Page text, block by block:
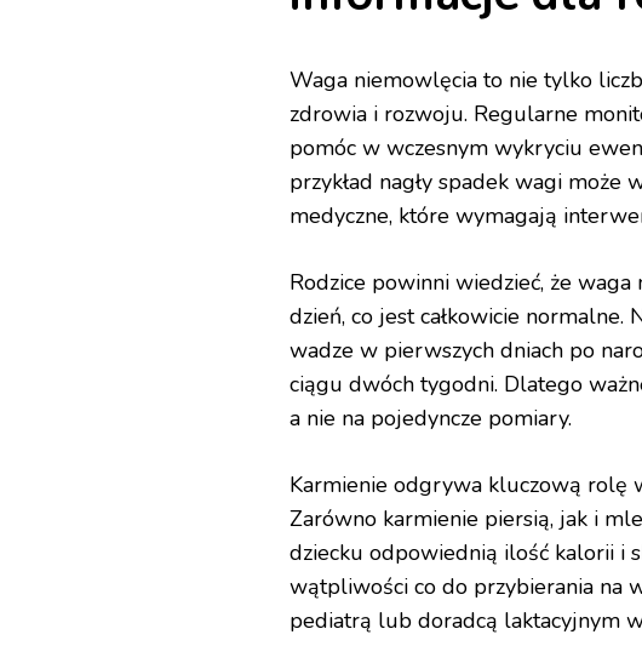
Waga niemowlęcia to nie tylko
zdrowia i rozwoju. Regularne
pomóc w wczesnym wykryciu
przykład nagły spadek wagi
medyczne, które wymagają
Rodzice powinni wiedzieć, że
dzień, co jest całkowicie normalne.
wadze w pierwszych dniach po
ciągu dwóch tygodni. Dlatego
a nie na pojedyncze pomiary.
Karmienie odgrywa kluczową rolę
Zarówno karmienie piersią, jak i
dziecku odpowiednią ilość kalorii i
wątpliwości co do przybierania na
pediatrą lub doradcą laktacyjnym